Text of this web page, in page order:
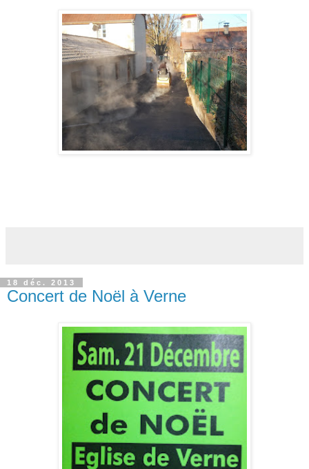
18 déc. 2013
Concert de Noël à Verne